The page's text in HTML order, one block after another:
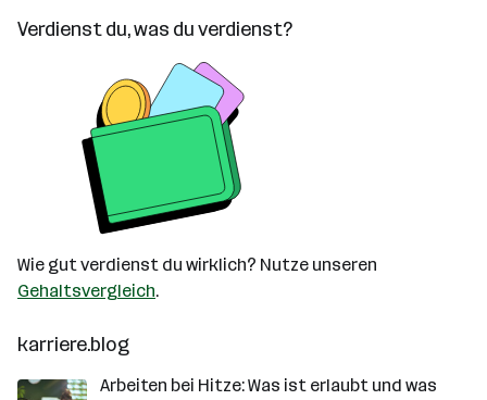
Verdienst du, was du verdienst?
Wie gut verdienst du wirklich? Nutze unseren
Gehaltsvergleich.
karriere.blog
Arbeiten bei Hitze: Was ist erlaubt und was